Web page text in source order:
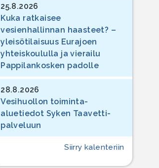
25.8.2026
Kuka ratkaisee
vesienhallinnan haasteet? –
yleisötilaisuus Eurajoen
yhteiskoululla ja vierailu
Pappilankosken padolle
28.8.2026
Vesihuollon toiminta-
aluetiedot Syken Taavetti-
palveluun
Siirry kalenteriin